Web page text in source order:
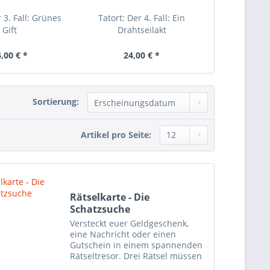
Fall: Grünes
Gift
€ *
Tatort: Der 4. Fall: Ein
Drahtseilakt
24,00 € *
Sortierung:
Artikel pro Seite:
Rätselkarte - Die
Schatzsuche
Versteckt euer Geldgeschenk,
eine Nachricht oder einen
Gutschein in einem spannenden
Rätseltresor. Drei Rätsel müssen